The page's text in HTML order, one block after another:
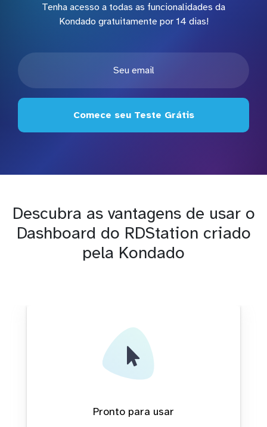
Tenha acesso a todas as funcionalidades da
Kondado gratuitamente por 14 dias!
Comece seu Teste Grátis
Descubra as vantagens de usar o
Dashboard do RDStation criado
pela Kondado
Pronto para usar